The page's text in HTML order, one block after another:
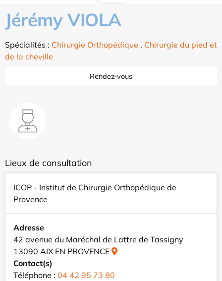
Jérémy VIOLA
Spécialités : Chirurgie Orthopédique , Chirurgie du pied et
de la cheville
Rendez-vous
Lieux de consultation
ICOP - Institut de Chirurgie Orthopédique de
Provence
Adresse
42 avenue du Maréchal de Lattre de Tassigny
13090 AIX EN PROVENCE
Contact(s)
Téléphone : 04 42 95 73 80